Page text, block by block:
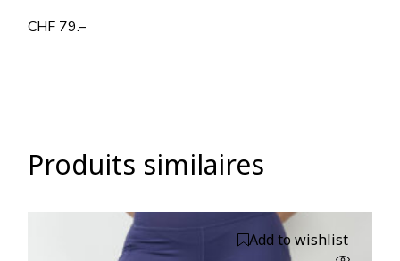
CHF 79.–
Produits similaires
Add to wishlist